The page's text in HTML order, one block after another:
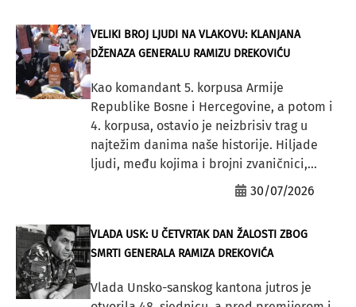
VELIKI BROJ LJUDI NA VLAKOVU: KLANJANA
DŽENAZA GENERALU RAMIZU DREKOVIĆU
Kao komandant 5. korpusa Armije
Republike Bosne i Hercegovine, a potom i
4. korpusa, ostavio je neizbrisiv trag u
najtežim danima naše historije. Hiljade
ljudi, među kojima i brojni zvaničnici,...
30/07/2026
VLADA USK: U ČETVRTAK DAN ŽALOSTI ZBOG
SMRTI GENERALA RAMIZA DREKOVIĆA
Vlada Unsko-sanskog kantona jutros je